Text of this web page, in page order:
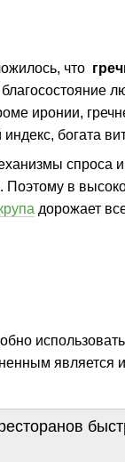
что
иронии,
индекс, богата
спроса
в
дорожает
является